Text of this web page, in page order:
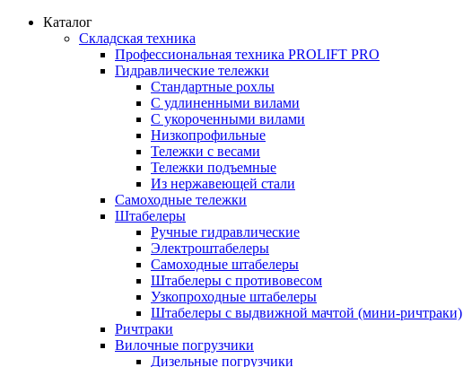
Каталог
Складская техника
Профессиональная техника PROLIFT PRO
Гидравлические тележки
Стандартные рохлы
С удлиненными вилами
С укороченными вилами
Низкопрофильные
Тележки с весами
Тележки подъемные
Из нержавеющей стали
Самоходные тележки
Штабелеры
Ручные гидравлические
Электроштабелеры
Самоходные штабелеры
Штабелеры с противовесом
Узкопроходные штабелеры
Штабелеры с выдвижной мачтой (мини-ричтраки)
Ричтраки
Вилочные погрузчики
Дизельные погрузчики